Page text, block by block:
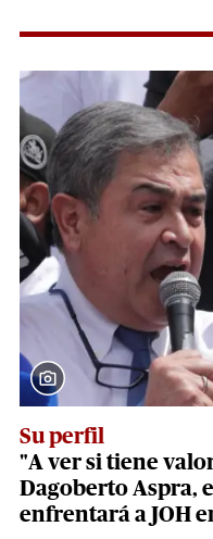
Su perfil
"A ver si tiene
Dagoberto Aspra,
enfrentará a JOH